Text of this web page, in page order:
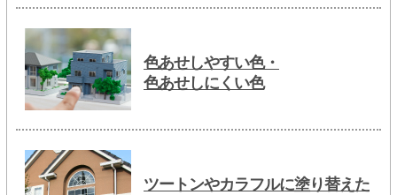
色あせしやすい色・
色あせしにくい色
ツートンやカラフルに塗り替えた